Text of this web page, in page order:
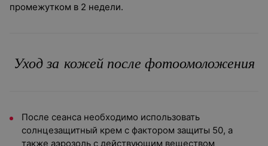
промежутком в 2 недели.
Уход за кожей после фотоомоложения
После сеанса необходимо использовать
солнцезащитный крем с фактором защиты 50, а
также аэрозоль с действующим веществом